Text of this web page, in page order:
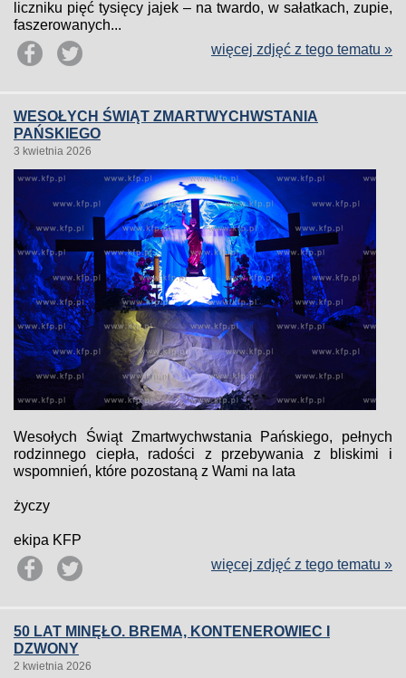
liczniku pięć tysięcy jajek – na twardo, w sałatkach, zupie,
faszerowanych...
więcej zdjęć z tego tematu »
WESOŁYCH ŚWIĄT ZMARTWYCHWSTANIA
PAŃSKIEGO
3 kwietnia 2026
Wesołych Świąt Zmartwychwstania Pańskiego, pełnych
rodzinnego ciepła, radości z przebywania z bliskimi i
wspomnień, które pozostaną z Wami na lata
życzy
ekipa KFP
więcej zdjęć z tego tematu »
50 LAT MINĘŁO. BREMA, KONTENEROWIEC I
DZWONY
2 kwietnia 2026